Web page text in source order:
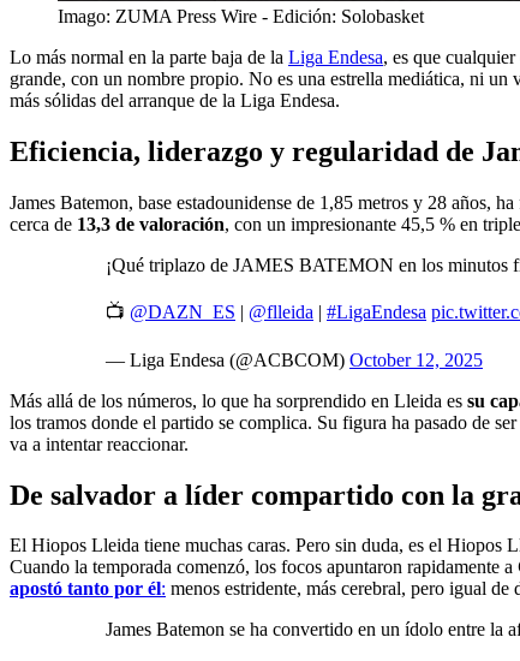
Imago: ZUMA Press Wire - Edición: Solobasket
Lo más normal en la parte baja de la Liga Endesa, es que
grande, con un nombre propio. No es una estrella mediática, ni un
más sólidas del arranque de la Liga Endesa.
Eficiencia, liderazgo y regularidad de
James Batemon, base estadounidense de 1,85 metros y 28 años,
cerca de 13,3 de valoración, con un impresionante 45,5 % en
¡Qué triplazo de JAMES BATEMON en los minutos
📺 @DAZN_ES | @flleida | #LigaEndesa
— Liga Endesa (@ACBCOM) October 12, 2025
Más allá de los números, lo que ha sorprendido en Lleida es su
los tramos donde el partido se complica. Su figura ha pasado de
va a intentar reaccionar.
De salvador a líder compartido con la
El Hiopos Lleida tiene muchas caras. Pero sin duda, es el Hiopos
Cuando la temporada comenzó, los focos apuntaron rapidamente a
apostó tanto por él: menos estridente, más cerebral, pero igual de
James Batemon se ha convertido en un ídolo entre la